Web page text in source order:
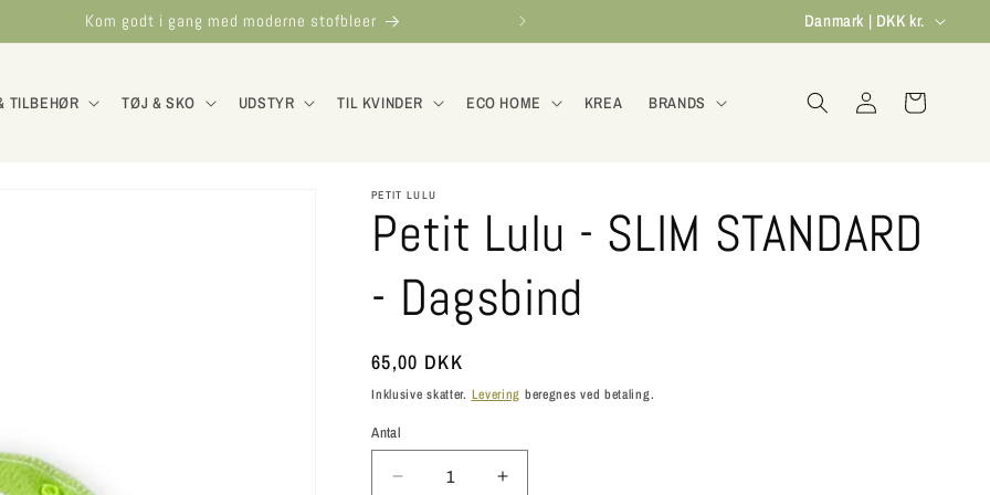
Kom godt i gang med moderne stofbleer
a
o
m
Danmark | DKK kr.
TILBEHØR TØJ & SKO UDSTYR TIL KVINDER ECO HOME KREA BRANDS
Log
ind
Indkøbskurv
PETIT LULU
Petit Lulu - SLIM STANDARD
- Dagsbind
Normalpris
65,00 DKK
Inklusive skatter. Levering beregnes ved betaling.
Antal
Antal
Reducer
Øg